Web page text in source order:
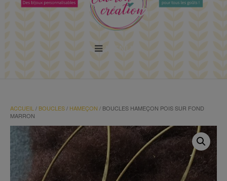
ACCUEIL / BOUCLES/ HAMEÇON / BOUCLES HAMEÇON POIS SUR FOND
MARRON